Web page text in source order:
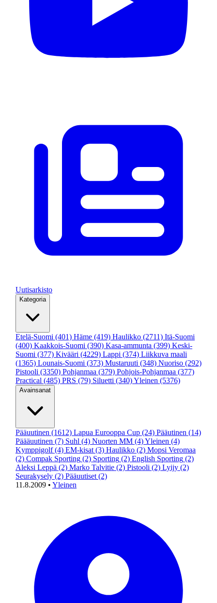
Uutisarkisto
Kategoria
Etelä-Suomi (401) Häme (419) Haulikko (2711) Itä-Suomi
(400) Kaakkois-Suomi (390) Kasa-ammunta (399) Keski-
Suomi (377) Kivääri (4229) Lappi (374) Liikkuva maali
(1365) Lounais-Suomi (373) Mustaruuti (348) Nuoriso (292)
Pistooli (3350) Pohjanmaa (379) Pohjois-Pohjanmaa (377)
Practical (485) PRS (79) Siluetti (340)Yleinen (5376)
Avainsanat
Pääuutinen (1612) Lapua Eurooppa Cup (24) Pääutinen (14)
Päääuutinen (7) Suhl (4) Nuorten MM (4)Yleinen (4)
Kymppigolf (4) EM-kisat (3) Haulikko (2) Mopsi Veromaa
(2) Compak Sporting (2) Sporting (2) English Sporting (2)
Aleksi Leppä (2) Marko Talvitie (2) Pistooli (2) Lyijy (2)
Seurakysely (2) Pääuutiset (2)
11.8.2009 • Yleinen